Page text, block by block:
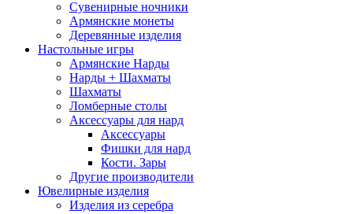
Сувенирные ночники
Армянские монеты
Деревянные изделия
Настольные игры
Армянские Нарды
Нарды + Шахматы
Шахматы
Ломберные столы
Аксессуары для нард
Аксессуары
Фишки для нард
Кости. Зары
Другие производители
Ювелирные изделия
Изделия из серебра